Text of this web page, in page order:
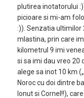
plutirea inotatorului
picioare si mi-am
:)). Senzatia
mlastina, prin care
kilometrul 9 imi
si sa imi dau vreo 20
alege sa inot 10 km
Noroc cu doi dintre
Ionut si Cornel!!),